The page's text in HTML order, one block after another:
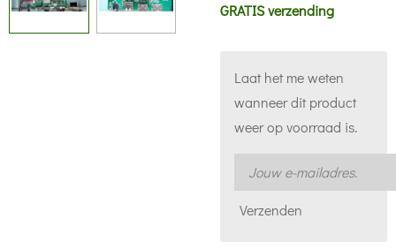
GRATIS verzending
Laat het me weten
wanneer dit product
weer op voorraad is.
Verzenden